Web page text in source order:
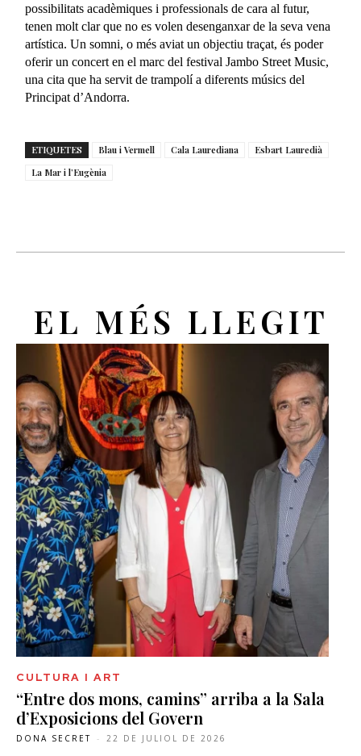
possibilitats acadèmiques i professionals de cara al futur,
tenen molt clar que no es volen desenganxar de la seva vena
artística. Un somni, o més aviat un objectiu traçat, és poder
oferir un concert en el marc del festival Jambo Street Music,
una cita que ha servit de trampolí a diferents músics del
Principat d’Andorra.
ETIQUETES Blau i Vermell Cala Laurediana
Esbart Lauredià
La Mar i l’Eugènia
EL MÉS LLEGIT
CULTURA I ART
“Entre dos mons, camins” arriba a la Sala
d’Exposicions del Govern
DONA SECRET - 22 DE JULIOL DE 2026